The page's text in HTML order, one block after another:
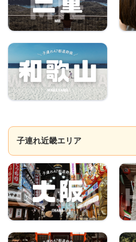
子連れ近畿エリア